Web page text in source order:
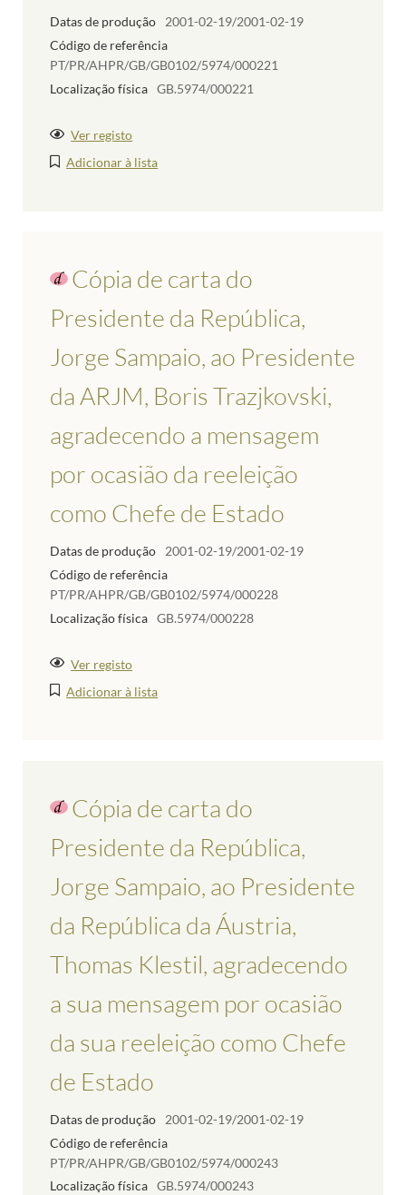
Datas de produção
2001-02-19/2001-02-19
Código de referência
PT/PR/AHPR/GB/GB0102/5974/000221
Localização física GB.5974/000221
Ver registo
Adicionar à lista
Cópia de carta do
Presidente da República,
Jorge Sampaio, ao Presidente
da ARJM, Boris Trazjkovski,
agradecendo a mensagem
por ocasião da reeleição
como Chefe de Estado
Datas de produção
2001-02-19/2001-02-19
Código de referência
PT/PR/AHPR/GB/GB0102/5974/000228
Localização física GB.5974/000228
Ver registo
Adicionar à lista
Cópia de carta do
Presidente da República,
Jorge Sampaio, ao Presidente
da República da Áustria,
Thomas Klestil, agradecendo
a sua mensagem por ocasião
da sua reeleição como Chefe
de Estado
Datas de produção
2001-02-19/2001-02-19
Código de referência
PT/PR/AHPR/GB/GB0102/5974/000243
Localização física GB.5974/000243